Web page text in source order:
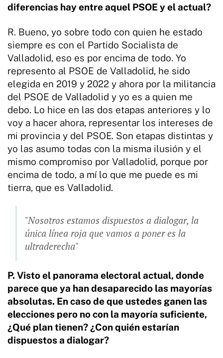
diferencias hay entre aquel PSOE y el actual?
R. Bueno, yo sobre todo con quien he estado
siempre es con el Partido Socialista de
Valladolid, eso es por encima de todo. Yo
represento al PSOE de Valladolid, he sido
elegida en 2019 y 2022 y ahora por la militancia
del PSOE de Valladolid y yo es a quien me
debo. Lo hice en las dos etapas anteriores y lo
voy a hacer ahora, representar los intereses de
mi provincia y del PSOE. Son etapas distintas y
yo las asumo todas con la misma ilusión y el
mismo compromiso por Valladolid, porque por
encima de todo, a mí lo que me puede es mi
tierra, que es Valladolid.
"Nosotros estamos dispuestos a dialogar, la
única línea roja que vamos a poner es la
ultraderecha"
P. Visto el panorama electoral actual, donde
parece que ya han desaparecido las mayorías
absolutas. En caso de que ustedes ganen las
elecciones pero no con la mayoría suficiente,
¿Qué plan tienen? ¿Con quién estarían
dispuestos a dialogar?